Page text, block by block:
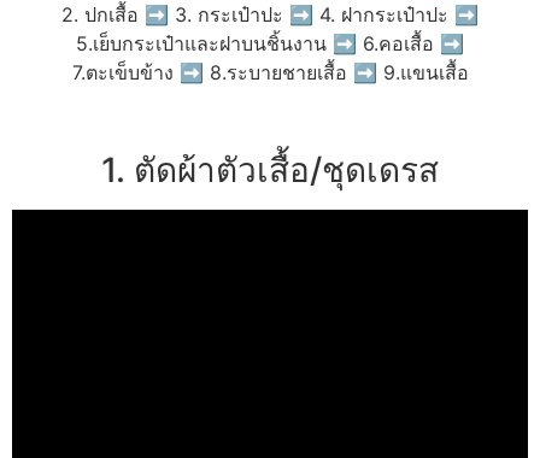
2. ปกเสื้อ ➡ 3. กระเป๋าปะ ➡ 4. ฝากระเป๋าปะ ➡
5.เย็บกระเป๋าและฝาบนชิ้นงาน ➡ 6.คอเสื้อ ➡
7.ตะเข็บข้าง ➡ 8.ระบายชายเสื้อ ➡ 9.แขนเสื้อ
1. ตัดผ้าตัวเสื้อ/ชุดเดรส